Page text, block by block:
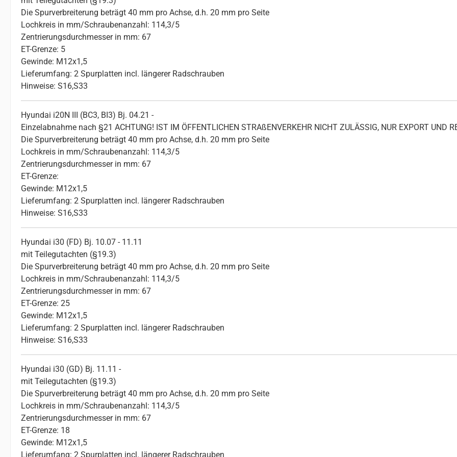
Die Spurverbreiterung beträgt 40 mm pro Achse, d.h. 20 mm pro Seite
Lochkreis in mm/Schraubenanzahl: 114,3/5
Zentrierungsdurchmesser in mm: 67
ET-Grenze: 5
Gewinde: M12x1,5
Lieferumfang: 2 Spurplatten incl. längerer Radschrauben
Hinweise: S16,S33
Hyundai i20N III (BC3, BI3) Bj. 04.21 -
Einzelabnahme nach §21 ACHTUNG! IST IM ÖFFENTLICHEN STRAßENVERKEHR NICHT ZULÄSSIG, NUR EXPORT UND
Die Spurverbreiterung beträgt 40 mm pro Achse, d.h. 20 mm pro Seite
Lochkreis in mm/Schraubenanzahl: 114,3/5
Zentrierungsdurchmesser in mm: 67
ET-Grenze:
Gewinde: M12x1,5
Lieferumfang: 2 Spurplatten incl. längerer Radschrauben
Hinweise: S16,S33
Hyundai i30 (FD) Bj. 10.07 - 11.11
mit Teilegutachten (§19.3)
Die Spurverbreiterung beträgt 40 mm pro Achse, d.h. 20 mm pro Seite
Lochkreis in mm/Schraubenanzahl: 114,3/5
Zentrierungsdurchmesser in mm: 67
ET-Grenze: 25
Gewinde: M12x1,5
Lieferumfang: 2 Spurplatten incl. längerer Radschrauben
Hinweise: S16,S33
Hyundai i30 (GD) Bj. 11.11 -
mit Teilegutachten (§19.3)
Die Spurverbreiterung beträgt 40 mm pro Achse, d.h. 20 mm pro Seite
Lochkreis in mm/Schraubenanzahl: 114,3/5
Zentrierungsdurchmesser in mm: 67
ET-Grenze: 18
Gewinde: M12x1,5
Lieferumfang: 2 Spurplatten incl. längerer Radschrauben